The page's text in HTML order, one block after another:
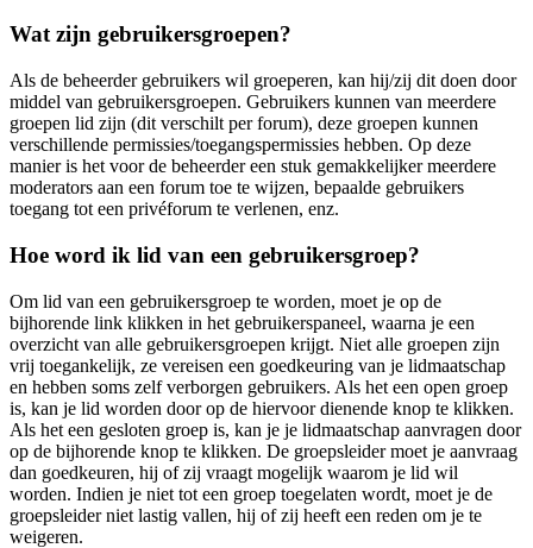
Wat zijn gebruikersgroepen?
Als de beheerder gebruikers wil groeperen, kan hij/zij dit doen door
middel van gebruikersgroepen. Gebruikers kunnen van meerdere
groepen lid zijn (dit verschilt per forum), deze groepen kunnen
verschillende permissies/toegangspermissies hebben. Op deze
manier is het voor de beheerder een stuk gemakkelijker meerdere
moderators aan een forum toe te wijzen, bepaalde gebruikers
toegang tot een privéforum te verlenen, enz.
Hoe word ik lid van een gebruikersgroep?
Om lid van een gebruikersgroep te worden, moet je op de
bijhorende link klikken in het gebruikerspaneel, waarna je een
overzicht van alle gebruikersgroepen krijgt. Niet alle groepen zijn
vrij toegankelijk, ze vereisen een goedkeuring van je lidmaatschap
en hebben soms zelf verborgen gebruikers. Als het een open groep
is, kan je lid worden door op de hiervoor dienende knop te klikken.
Als het een gesloten groep is, kan je je lidmaatschap aanvragen door
op de bijhorende knop te klikken. De groepsleider moet je aanvraag
dan goedkeuren, hij of zij vraagt mogelijk waarom je lid wil
worden. Indien je niet tot een groep toegelaten wordt, moet je de
groepsleider niet lastig vallen, hij of zij heeft een reden om je te
weigeren.